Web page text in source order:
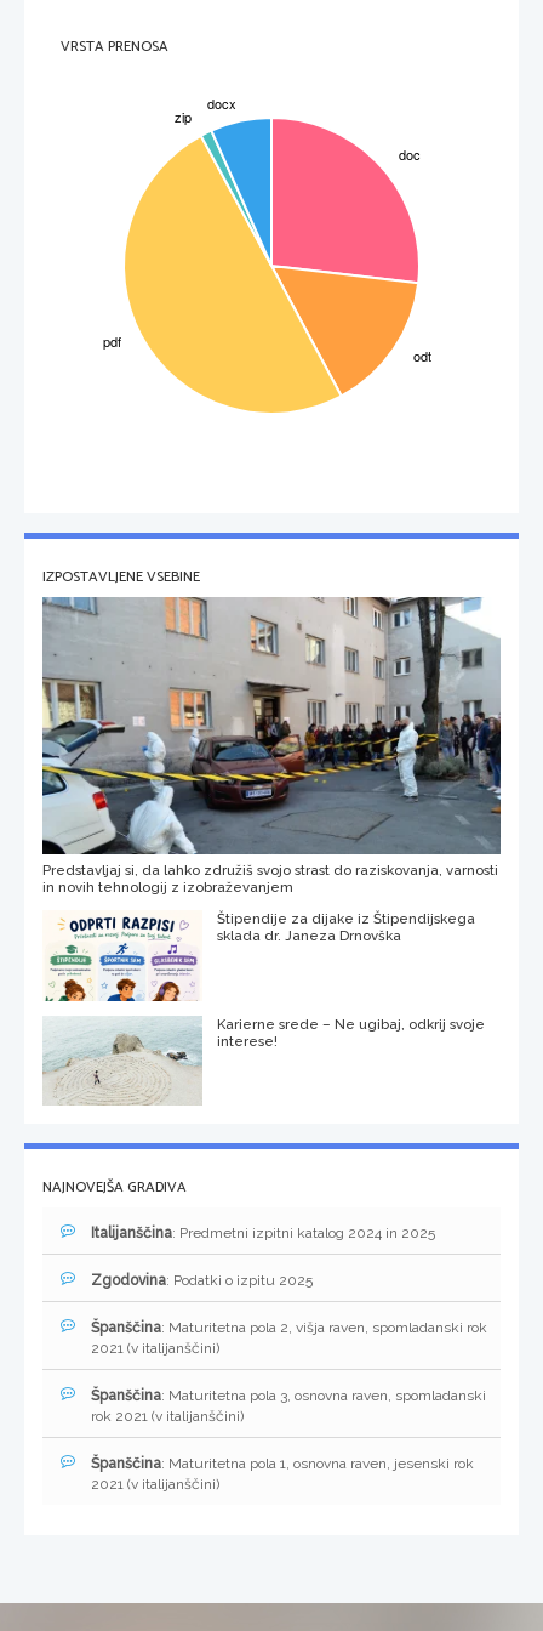
VRSTA PRENOSA
IZPOSTAVLJENE VSEBINE
Predstavljaj si, da lahko združiš svojo strast do raziskovanja, varnosti
in novih tehnologij z izobraževanjem
Štipendije za dijake iz Štipendijskega
sklada dr. Janeza Drnovška
Karierne srede – Ne ugibaj, odkrij svoje
interese!
NAJNOVEJŠA GRADIVA
Italijanščina: Predmetni izpitni katalog 2024 in 2025
Zgodovina: Podatki o izpitu 2025
Španščina: Maturitetna pola 2, višja raven, spomladanski rok
2021 (v italijanščini)
Španščina: Maturitetna pola 3, osnovna raven, spomladanski
rok 2021 (v italijanščini)
Španščina: Maturitetna pola 1, osnovna raven, jesenski rok
2021 (v italijanščini)